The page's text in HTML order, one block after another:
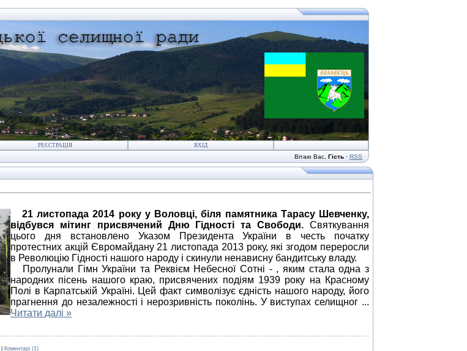
РЕЄСТРАЦІЯ ВХІД
Вітаю Вас Гість · RSS
21 листопада 2014 року у Воловці, біля памятника Тарасу Шевченку,
відбувся мітинг присвячений Дню Гідності та Свободи. Святкування
цього дня встановлено Указом Президента України в честь початку
протестних акцій Євромайдану 21 листопада 2013 року, які згодом переросли
в Революцію Гідності нашого народу і скинули ненависну бандитську владу.
Пролунали Гімн України та Реквієм Небесної Сотні - , яким стала одна з
народних пісень нашого краю, присвячених подіям 1939 року на Красному
Полі в Карпатській Україні. Цей факт символізує єдність нашого народу, його
прагнення до незалежності і нерозривність поколінь. У виступах селищног ...
Читати далі »
Коментарі (1)